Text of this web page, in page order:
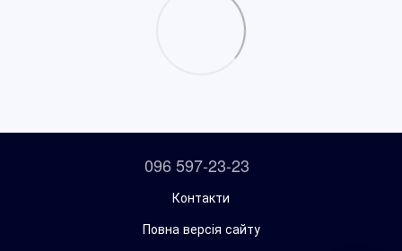
096 597-23-23
Контакти
Повна версія сайту